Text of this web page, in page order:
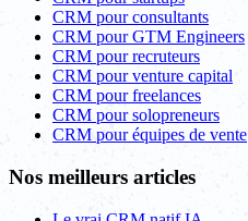
CRM pour consultants
CRM pour GTM Engineers
CRM pour recruteurs
CRM pour venture capital
CRM pour freelances
CRM pour solopreneurs
CRM pour équipes de vente
Nos meilleurs articles